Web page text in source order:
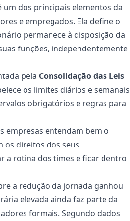
um dos principais elementos da
e empregados. Ela define o
permanece à disposição da
funções, independentemente
pela Consolidação das Leis
os limites diários e semanais
obrigatórios e regras para
empresas entendam bem o
os direitos dos seus
a rotina dos times e ficar dentro
a redução da jornada ganhou
elevada ainda faz parte da
formais. Segundo dados